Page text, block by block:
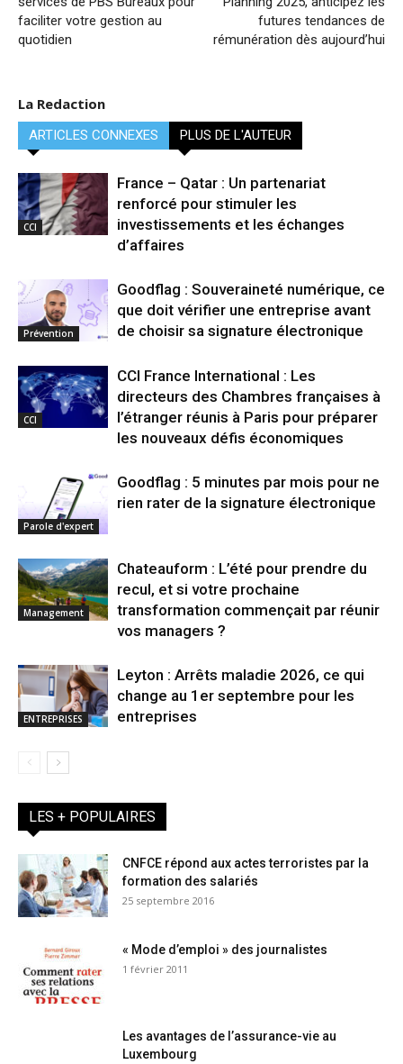
faciliter votre gestion au
quotidien
futures tendances de
rémunération dès aujourd’hui
La Redaction
ARTICLES CONNEXES PLUS DE L'AUTEUR
CCI
France – Qatar : Un partenariat
renforcé pour stimuler les
investissements et les échanges
d’affaires
Prévention
Goodflag : Souveraineté numérique, ce
que doit vérifier une entreprise avant
de choisir sa signature électronique
CCI
CCI France International : Les
directeurs des Chambres françaises à
l’étranger réunis à Paris pour préparer
les nouveaux défis économiques
Parole d'expert
Goodflag : 5 minutes par mois pour ne
rien rater de la signature électronique
Management
Chateauform : L’été pour prendre du
recul, et si votre prochaine
transformation commençait par réunir
vos managers ?
ENTREPRISES
Leyton : Arrêts maladie 2026, ce qui
change au 1er septembre pour les
entreprises
LES + POPULAIRES
CNFCE répond aux actes terroristes par la
formation des salariés
25 septembre 2016
« Mode d’emploi » des journalistes
1 février 2011
Les avantages de l’assurance-vie au
Luxembourg